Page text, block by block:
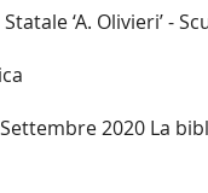
‘A. Olivieri’ -
2020 La